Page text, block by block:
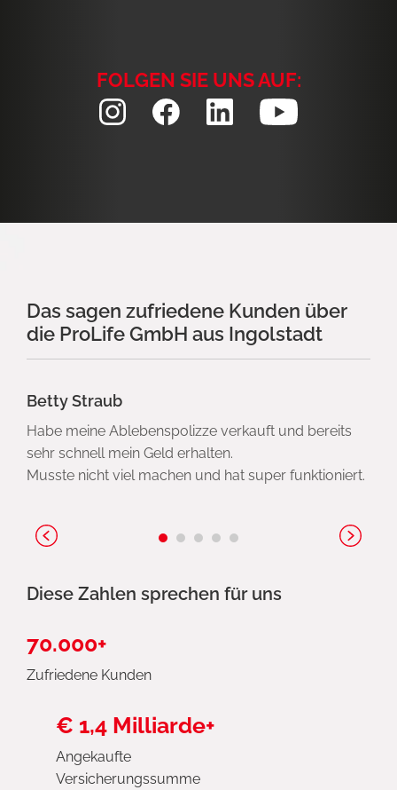
FOLGEN SIE UNS AUF:
Das sagen zufriedene Kunden über
die ProLife GmbH aus Ingolstadt
Betty Straub
Habe meine Ablebenspolizze verkauft und bereits
sehr schnell mein Geld erhalten.
Musste nicht viel machen und hat super funktioniert.
Diese Zahlen sprechen für uns
70.000+
Zufriedene Kunden
€ 1,4 Milliarde+
Angekaufte
Versicherungssumme